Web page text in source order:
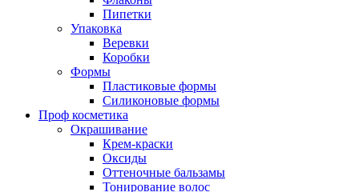
Пипетки
Упаковка
Веревки
Коробки
Формы
Пластиковые формы
Силиконовые формы
Проф косметика
Окрашивание
Крем-краски
Оксиды
Оттеночные бальзамы
Тонирование волос